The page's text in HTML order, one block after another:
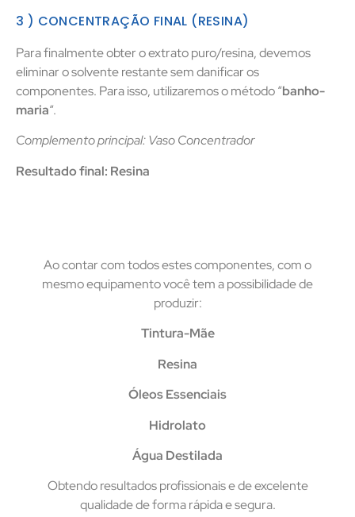
3 ) CONCENTRAÇÃO FINAL (RESINA)
Para finalmente obter o extrato puro/resina, devemos
eliminar o solvente restante sem danificar os
componentes. Para isso, utilizaremos o método “banho-
maria“.
Complemento principal: Vaso Concentrador
Resultado final: Resina
Ao contar com todos estes componentes, com o
mesmo equipamento você tem a possibilidade de
produzir:
Tintura-Mãe
Resina
Óleos Essenciais
Hidrolato
Água Destilada
Obtendo resultados profissionais e de excelente
qualidade de forma rápida e segura.